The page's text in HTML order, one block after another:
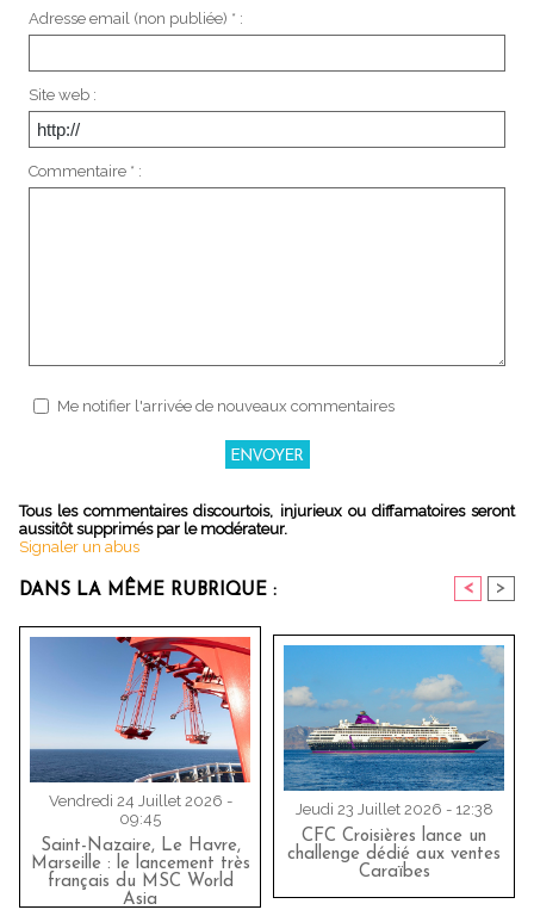
Adresse email (non publiée) * :
Site web :
Commentaire * :
Me notifier l'arrivée de nouveaux commentaires
Tous les commentaires discourtois, injurieux ou diffamatoires seront
aussitôt supprimés par le modérateur.
Signaler un abus
DANS LA MÊME RUBRIQUE : < >
Vendredi 24 Juillet 2026 -
09:45
Saint-Nazaire, Le Havre,
Marseille : le lancement très
français du MSC World
Asia
Jeudi 23 Juillet 2026 - 12:38
CFC Croisières lance un
challenge dédié aux ventes
Caraïbes